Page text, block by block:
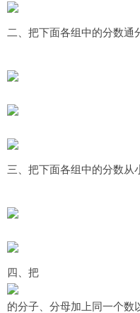
二、把下面各组中的分数通
三、把下面各组中的分数从
四、把
的分子、分母加上同一个数